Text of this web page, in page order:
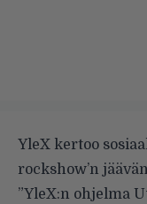
YleX kertoo
rockshow’n
”YleX:n ohjelma